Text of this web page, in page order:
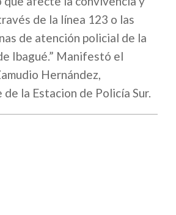
de la línea 123 o las
de atención policial de la
Ibagué.” Manifestó el
Hernández,
de la Estacion de Policía Sur.